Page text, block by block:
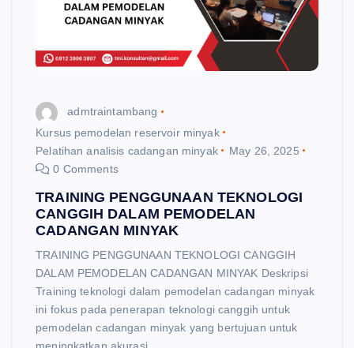
admtraintambang
Kursus pemodelan reservoir minyak
Pelatihan analisis cadangan minyak
May 26, 2025
0 Comments
TRAINING PENGGUNAAN TEKNOLOGI
CANGGIH DALAM PEMODELAN
CADANGAN MINYAK
TRAINING PENGGUNAAN TEKNOLOGI CANGGIH
DALAM PEMODELAN CADANGAN MINYAK Deskripsi
Training teknologi dalam pemodelan cadangan minyak
ini fokus pada penerapan teknologi canggih untuk
pemodelan cadangan minyak yang bertujuan untuk
meningkatkan akurasi…